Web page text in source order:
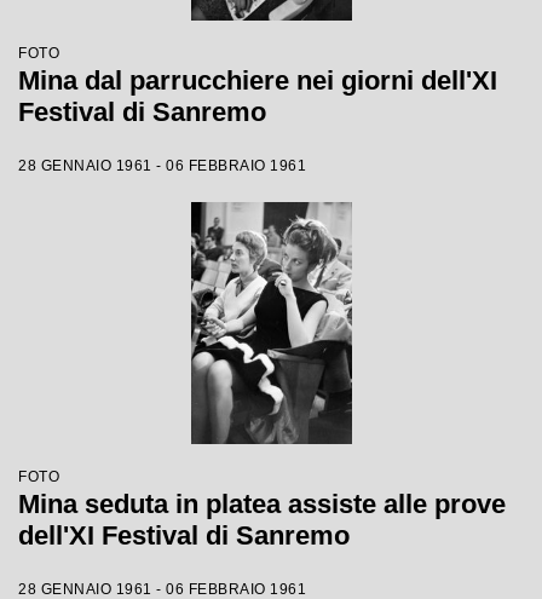
FOTO
Mina dal parrucchiere nei giorni dell'XI
Festival di Sanremo
28 GENNAIO 1961 - 06 FEBBRAIO 1961
FOTO
Mina seduta in platea assiste alle prove
dell'XI Festival di Sanremo
28 GENNAIO 1961 - 06 FEBBRAIO 1961